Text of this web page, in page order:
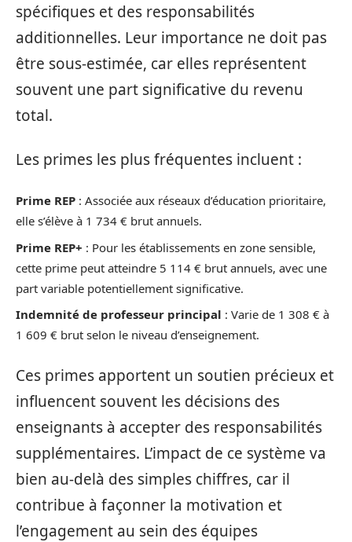
spécifiques et des responsabilités
additionnelles. Leur importance ne doit pas
être sous-estimée, car elles représentent
souvent une part significative du revenu
total.
Les primes les plus fréquentes incluent :
Prime REP : Associée aux réseaux d’éducation prioritaire,
elle s’élève à 1 734 € brut annuels.
Prime REP+ : Pour les établissements en zone sensible,
cette prime peut atteindre 5 114 € brut annuels, avec une
part variable potentiellement significative.
Indemnité de professeur principal : Varie de 1 308 € à
1 609 € brut selon le niveau d’enseignement.
Ces primes apportent un soutien précieux et
influencent souvent les décisions des
enseignants à accepter des responsabilités
supplémentaires. L’impact de ce système va
bien au-delà des simples chiffres, car il
contribue à façonner la motivation et
l’engagement au sein des équipes